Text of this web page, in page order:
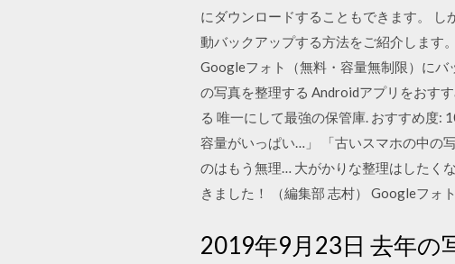
にダウンロードすることもできます。
動バックアップする方法をご紹介します
Googleフォト（無料・容量無制限）に
の写真を整理する Androidアプリをおす
る 唯一にして最強の保管庫. おすすめ度:
容量がいっぱい…」 「古いスマホの中の
のはもう無理… 大がかりな整理はしたく
きました！ （編集部 志村） Googleフォ
2019年9月23日 去年の